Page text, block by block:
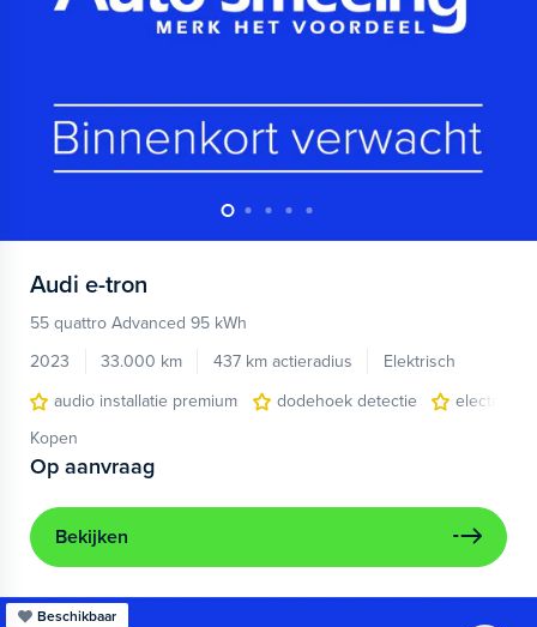
Audi e-tron
55 quattro Advanced 95 kWh
2023
33.000 km 437 km actieradius
Elektrisch
audio installatie premium
dodehoek detectie
electronic
Kopen
Op aanvraag
Bekijken
Beschikbaar